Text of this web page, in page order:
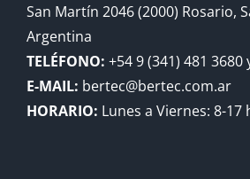
San Martín 2046 (2000) Rosario,
Argentina
TELÉFONO: +54 9 (341) 481 3680
E-MAIL: bertec@bertec.com.ar
HORARIO: Lunes a Viernes: 8-17